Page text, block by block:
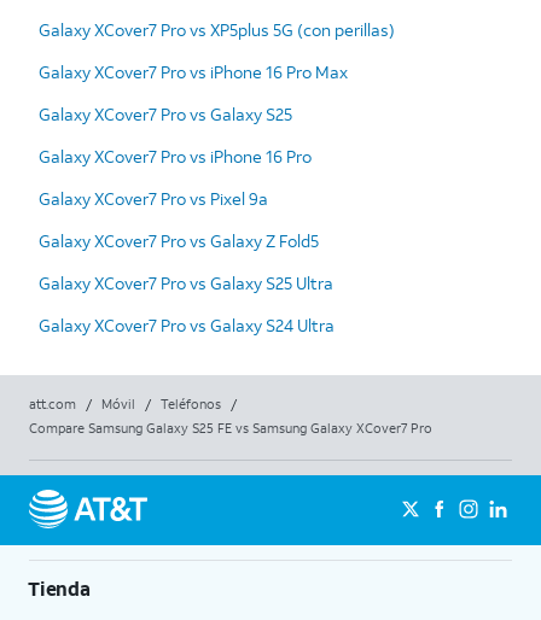
Galaxy XCover7 Pro vs XP5plus 5G (con perillas)
Galaxy XCover7 Pro vs iPhone 16 Pro Max
Galaxy XCover7 Pro vs Galaxy S25
Galaxy XCover7 Pro vs iPhone 16 Pro
Galaxy XCover7 Pro vs Pixel 9a
Galaxy XCover7 Pro vs Galaxy Z Fold5
Galaxy XCover7 Pro vs Galaxy S25 Ultra
Galaxy XCover7 Pro vs Galaxy S24 Ultra
att.com / Móvil / Teléfonos
/
Compare Samsung Galaxy S25 FE vs Samsung Galaxy XCover7 Pro
Tienda